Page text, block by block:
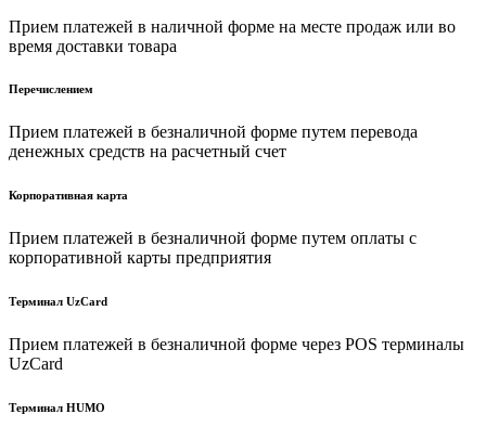
Прием платежей в наличной форме на месте продаж или во
время доставки товара
Перечислением
Прием платежей в безналичной форме путем перевода
денежных средств на расчетный счет
Корпоративная карта
Прием платежей в безналичной форме путем оплаты с
корпоративной карты предприятия
Терминал UzCard
Прием платежей в безналичной форме через POS терминалы
UzCard
Терминал HUMO